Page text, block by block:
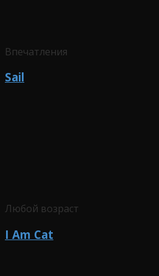
Впечатления
Sail
Любой возраст
I Am Cat